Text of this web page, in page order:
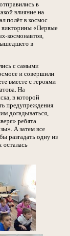
в
влияние на
полёт в космос
«Первые
космонавтов,
в
с самыми
и совершили
вместе с героями
На
в которой
предупреждения
догадываться,
ребята
А затем все
разгадать одну из